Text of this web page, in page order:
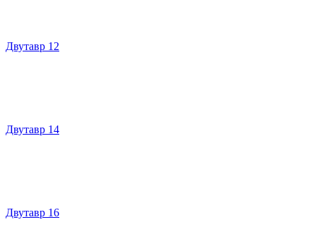
Двутавр 12
Двутавр 14
Двутавр 16